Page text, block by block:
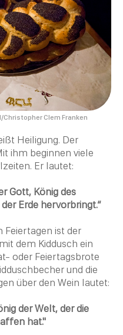
Christopher Clem Franken
Heiligung. Der
ihm beginnen viele
Er lautet:
Gott, König des
Erde hervorbringt.“
Feiertagen ist der
dem Kiddusch ein
- oder Feiertagsbrote
und die
über den Wein lautet:
der Welt, der die
hat."